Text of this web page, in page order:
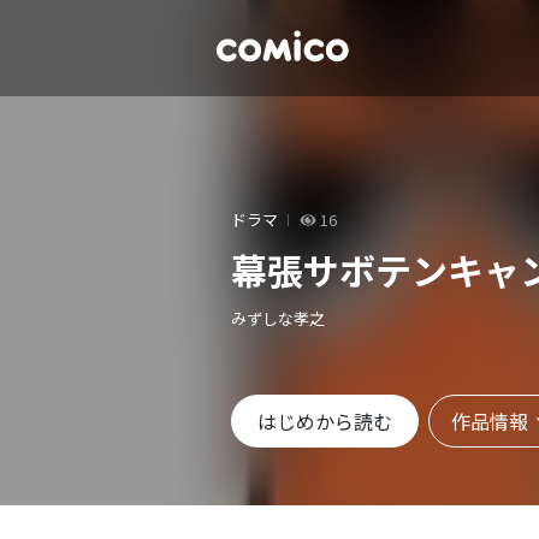
ドラマ 16
幕張サボテンキャ
みずしな孝之
はじめから読む 作品情報